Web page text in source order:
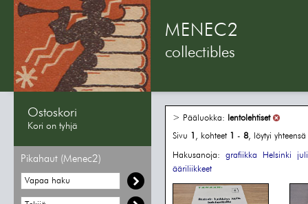
MENEC2
collectibles
Ostoskori
Kori on tyhjä
Pikahaut (Menec2)
> Pääluokka:
lentolehtiset
Sivu 1 , kohteet 1 - 8, löytyi yhteensä
Hakusanoja: grafiikka Helsinki
ääriliikkeet